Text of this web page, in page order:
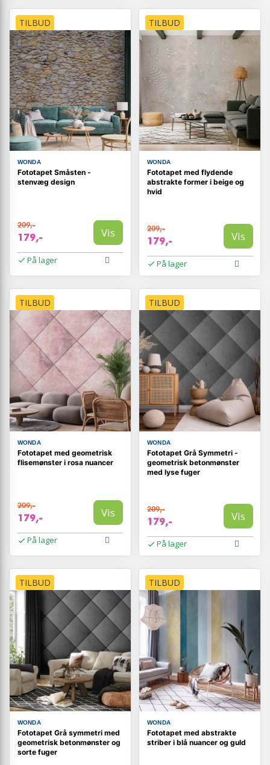
TILBUD
WONDA
Fototapet Småsten -
stenvæg design
209,-
179,- Vis
På lager
TILBUD
WONDA
Fototapet med flydende
abstrakte former i beige og
hvid
209,-
179,- Vis
På lager
TILBUD
WONDA
Fototapet med geometrisk
flisemønster i rosa nuancer
209,-
179,- Vis
På lager
TILBUD
WONDA
Fototapet Grå Symmetri -
geometrisk betonmønster
med lyse fuger
209,-
179,- Vis
På lager
TILBUD
WONDA
Fototapet Grå symmetri med
geometrisk betonmønster og
sorte fuger
TILBUD
WONDA
Fototapet med abstrakte
striber i blå nuancer og guld